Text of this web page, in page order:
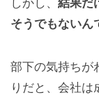
そうでもないん
部下の気持ちが
りだと、会社は